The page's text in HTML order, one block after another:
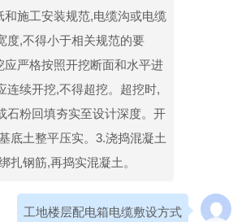
和施工安装规范,电缆沟或电缆
度,不得小于相关规范的要
应严格按照开挖断面和水平进
连续开挖,不得超挖。超挖时,
石粉回填夯实至设计深度。开
底土整平压实。3.浇捣混凝土
扎钢筋,再捣实混凝土。
工地楼层配电箱电缆敷设方式